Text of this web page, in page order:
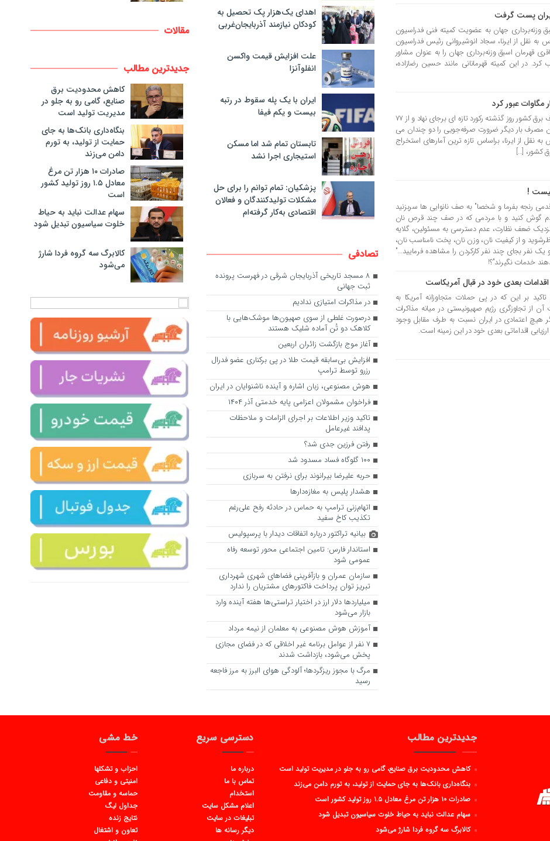
پست گرفت
جهان به عضویت کمیته فنی فدراسیون
نقل از ایرنا، سجاد انوشیروانی رئیس فدراسیون
قهرمان اسبق وزنه‌برداری جهان را به عنوان مشاور
در این کمیته قهرمانانی مانند حسین رضازاده،
عجب شیر پرس – میزان مصرف برق کشور روز گذشته رکورد تازه ای برجای نهاد و از ۷۷
مصرف بار دیگر ضرورت صرفه‌جویی را دو چندان می
از ایرنا، براساس تازه ترین آمارهای استخراج
کشور، […]
نیست !
رنجه بفرما و شخصا" به صف نانوایی ها سربزنید
گوش کنید و با مردمی که در صف چند قرص نان
نزدیک ضعف نظارت، عدم دسترسی به مسئولین، گلایه
و از کیفیت نان، وزن نان، پخت نامناسب نان،
نفر بجای چند نفر کارکردن را مشاهده فرمایید..."
خدمات نگیرند"؟!
بعدی خود در قبال آمریکاست
بر این که در پی حملات متجاوزانه آمریکا به
از تجاوزگری رژیم صهیونیستی در میانه مذاکرات
هیچ اعتمادی در ایران نسبت به طرف مقابل وجود
اقداماتی بعدی خود در این زمینه است.
اهدای یک‌هزار پک تحصیل به
کودکان نیازمند آذربایجان‌غربی
علت افزایش قیمت واکسن
انفلوآنزا
ایران با یک پله سقوط در رتبه
بیست و یکم فیفا
تابستان تمام شد اما مسکن
استیجاری اجرا نشد
پزشکیان: تمام توانم را برای حل
مشکلات تولیدکنندگان و فعالان
اقتصادی به‌کار گرفته‌ام
تصادفی
۸ مسجد تاریخی آذربایجان شرقی در فهرست پرونده
ثبت جهانی
در مذاکرات امتیازی ندادیم
درصورت غلطی از سوی صهیون‌ها موشک‌هایی با
کلاهک دو تُن آماده شلیک هستند
آغاز موج بازگشت زائران اربعین
افزایش بی‌سابقه قیمت طلا در پی برکناری عضو فدرال
رزرو توسط ترامپ
هوش مصنوعی، زبان اشاره و آینده ناشنوایان در ایران
فراخوان مشمولان اعزامی پایه خدمتی آذر ۱۴۰۴
تاکید وزیر اطلاعات بر اجرای الزامات و ملاحظات
پدافند غیرعامل
رفتن فرزین جدی شد؟
۱۰۰ گلوگاه فساد مسدود شد
حربه علیرضا بیرانوند برای نرفتن به سربازی
هشدار پلیس به مغازه‌دارها
اتهام‌زنی ترامپ به حماس در حادثه رفح علی‌رغم
تکذیب کاخ سفید
بیانیه تراکتور درباره اتفاقات دیدار با پرسپولیس
استاندار فارس: تامین اجتماعی محور توسعه رفاه
عمومی شود
سازمان عمران و بازآفرینی فضاهای شهری شهرداری
تبریز توان پرداخت فاکتورهای مشتریان را ندارد
میلیارد‌ها دلار ارز در اختیار تراستی‌ها هفته آینده وارد
بازار می‌شود
آموزش هوش مصنوعی به معلمان از نیمه مرداد
۷ نفر از عوامل برنامه غیر اخلاقی که در فضای مجازی
پخش می‌شود، بازداشت شدند
مرگ با مجوز ریزگردها؛ آلودگی هوای البرز به مرز فاجعه
رسید
مقالات
جدیدترین مطالب
کاهش محدودیت برق
صنایع، گامی رو به جلو در
مدیریت تولید است
بنگاه‌داری بانک‌ها به جای
حمایت از تولید، به تورم
دامن می‌زند
صادرات ۱۰ هزار تن مرغ
معادل ۱.۵ روز تولید کشور
است
سهام عدالت نباید به حیاط
خلوت سیاسیون تبدیل شود
کالابرگ سه گروه فردا شارژ
می‌شود
جدیدترین مطالب
کاهش محدودیت برق صنایع، گامی رو به جلو در مدیریت تولید است
بنگاه‌داری بانک‌ها به جای حمایت از تولید، به تورم دامن می‌زند
صادرات ۱۰ هزار تن مرغ معادل ۱.۵ روز تولید کشور است
سهام عدالت نباید به حیاط خلوت سیاسیون تبدیل شود
کالابرگ سه گروه فردا شارژ می‌شود
دسترسی سریع
درباره ما
تماس با ما
استخدام
اعلام مشکل سایت
تبلیغات در سایت
دیگر رسانه ها
خط مشی
احزاب و تشکلها
امنیتی و دفاعی
حماسه و مقاومت
جداول لیگ
نتایج زنده
تعاون و اشتغال